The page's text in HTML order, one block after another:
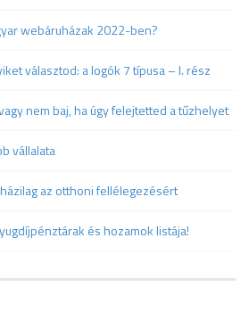
webáruházak 2022-ben?
választod: a logók 7 típusa – I. rész
nem baj, ha úgy felejtetted a tűzhelyet
vállalata
az otthoni fellélegezésért
és hozamok listája!